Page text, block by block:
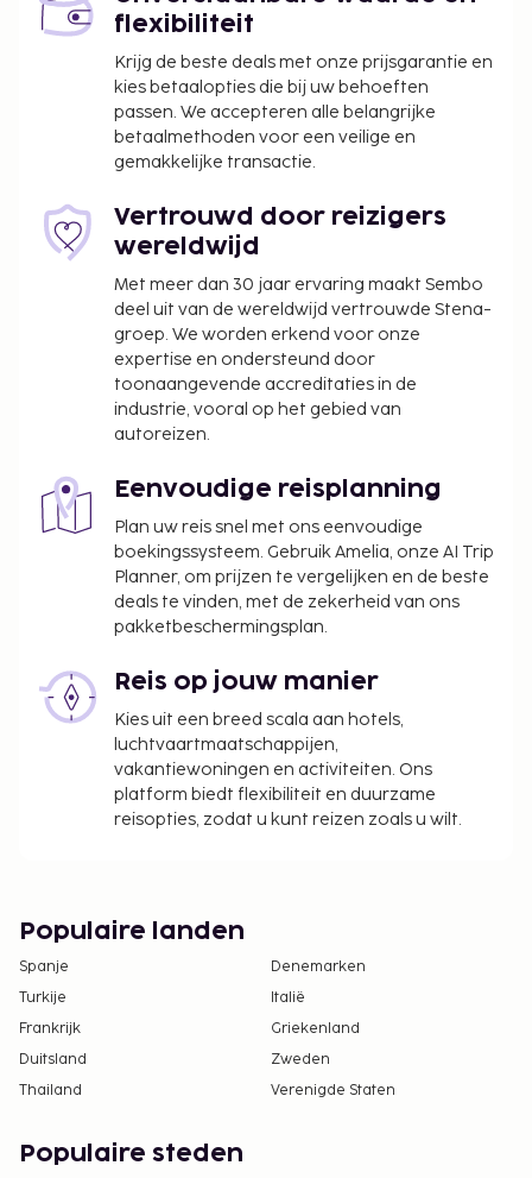
Er wordt een stadsbelasting door de stad geïnd
en bij de accommodatie in rekening gebracht.
Deze belasting wordt per seizoen aangepast en
geldt mogelijk niet het hele jaar lang. Er gelden
mogelijk ook andere uitzonderingen en
kortingen. Neem voor meer informatie contact
contactgegevens in de boekingsbevestiging.
De stad heft de volgende belasting: van 1
november tot 31 maart betaal je EUR 0.50 per
accommodatie, per nacht.
De stad heft de volgende belasting: van 1 april
tot 31 oktober betaal je EUR 2.00 per
accommodatie, per nacht.
We hebben alle kosten vermeld die de
Wegens de nationale wetgeving mogen
contante betalingen bij deze accommodatie
het bedrag van EUR 500 niet overschrijden.
Neem voor meer informatie contact op met de
accommodatie via de gegevens in de
flexibiliteit
Krijg de beste deals met onze prijsgarantie en
kies betaalopties die bij uw behoeften
passen. We accepteren alle belangrijke
betaalmethoden voor een veilige en
gemakkelijke transactie.
Vertrouwd door reizigers
wereldwijd
Met meer dan 30 jaar ervaring maakt Sembo
deel uit van de wereldwijd vertrouwde Stena-
groep. We worden erkend voor onze
expertise en ondersteund door
toonaangevende accreditaties in de
industrie, vooral op het gebied van
autoreizen.
Eenvoudige reisplanning
Plan uw reis snel met ons eenvoudige
boekingssysteem. Gebruik Amelia, onze AI Trip
Planner, om prijzen te vergelijken en de beste
deals te vinden, met de zekerheid van ons
pakketbeschermingsplan.
Reis op jouw manier
Kies uit een breed scala aan hotels,
luchtvaartmaatschappijen,
vakantiewoningen en activiteiten. Ons
platform biedt flexibiliteit en duurzame
reisopties, zodat u kunt reizen zoals u wilt.
Populaire landen
Spanje
Denemarken
Turkije
Italië
Frankrijk
Griekenland
Duitsland
Zweden
Thailand
Verenigde Staten
Populaire steden